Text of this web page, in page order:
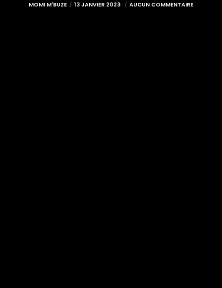
MOMI M'BUZE 13 JANVIER 2023 AUCUN COMMENTAIRE